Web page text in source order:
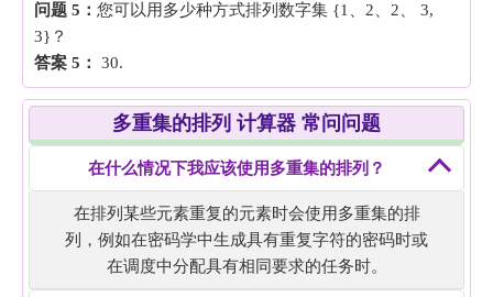
问题 5： 您可以用多少种方式排列数字集 {1、2、2、 3,
3}？
答案 5：
30.
多重集的排列 计算器 常问问题
在什么情况下我应该使用多重集的排列？
在排列某些元素重复的元素时会使用多重集的排
列，例如在密码学中生成具有重复字符的密码时或
在调度中分配具有相同要求的任务时。